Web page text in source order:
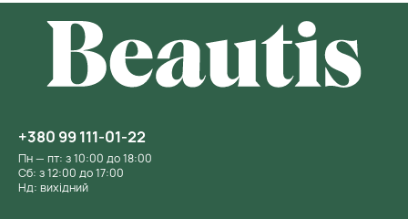
+380 99 111-01-22
Пн — пт: з 10:00 до 18:00
Сб: з 12:00 до 17:00
Нд: вихідний